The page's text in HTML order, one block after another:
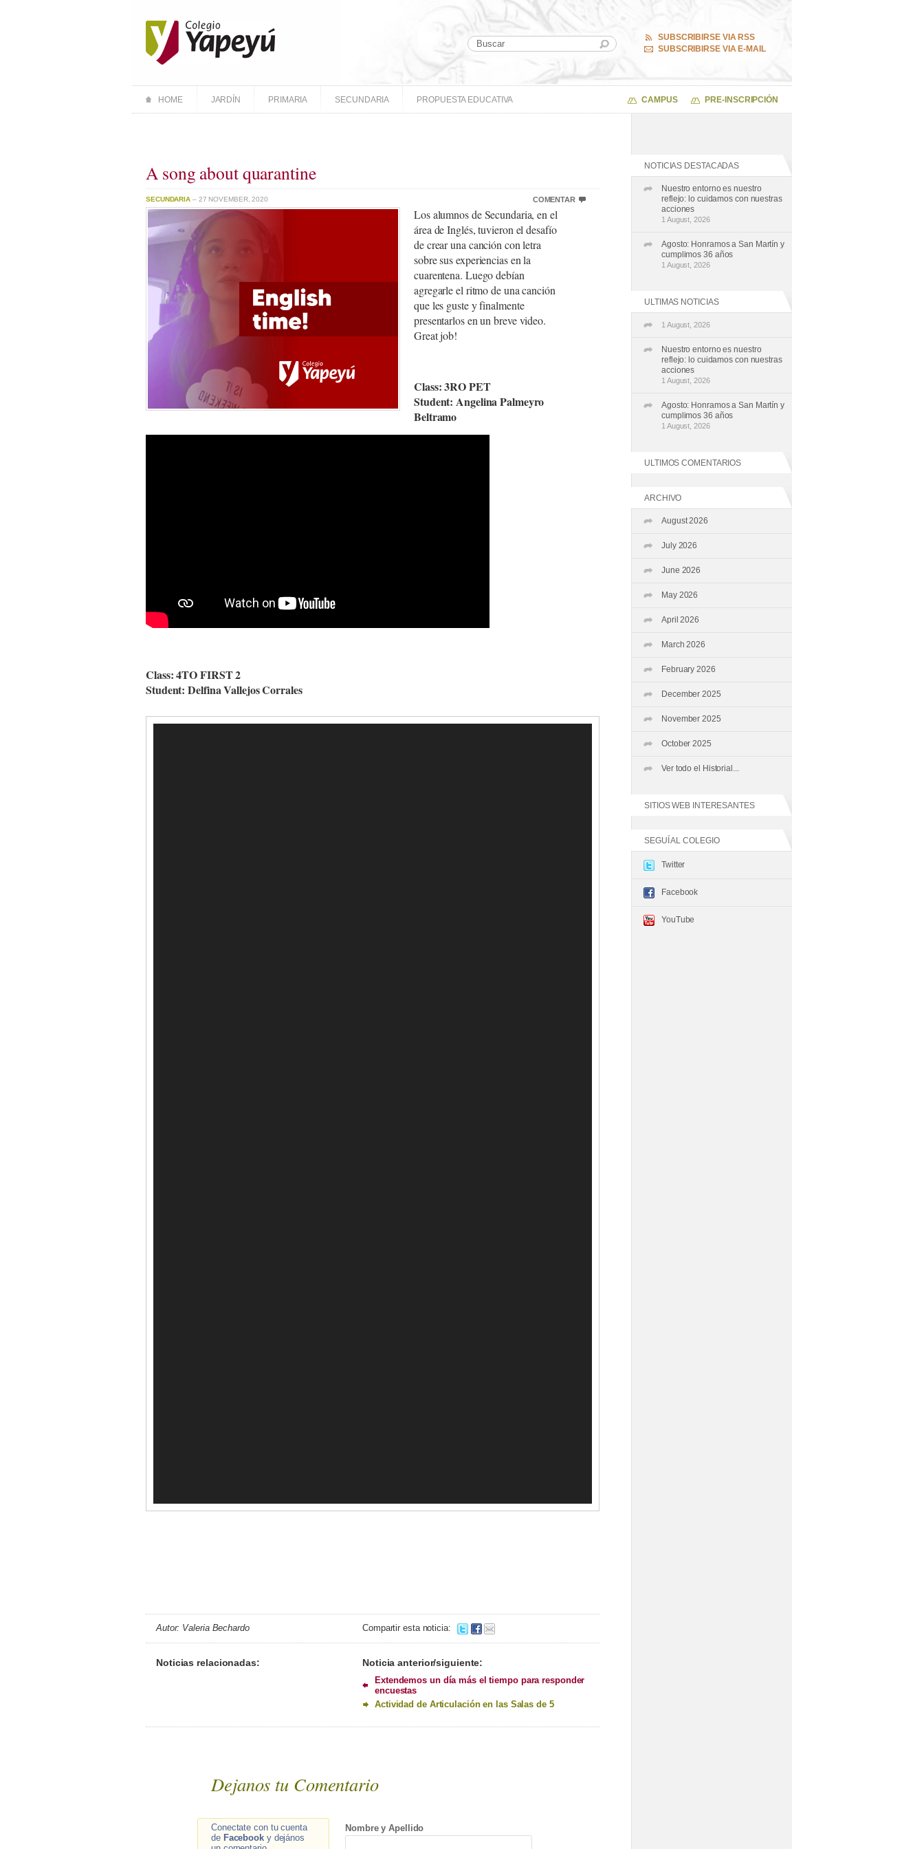
SUBSCRIBIRSE VIA RSS
SUBSCRIBIRSE VIA E-MAIL
HOME JARDÍN PRIMARIA SECUNDARIA PROPUESTA EDUCATIVA CAMPUS PRE-INSCRIPCIÓN
A song about quarantine
SECUNDARIA – 27 NOVEMBER, 2020 COMENTAR
Los alumnos de Secundaria, en el
área de Inglés, tuvieron el desafío
de crear una canción con letra
sobre sus experiencias en la
cuarentena. Luego debían
agregarle el ritmo de una canción
que les guste y finalmente
presentarlos en un breve video.
Great job!
Class: 3RO PET
Student: Angelina Palmeyro
Beltramo
Class: 4TO FIRST 2
Student: Delfina Vallejos Corrales
Autor: Valeria Bechardo Compartir esta noticia:
Noticias relacionadas: Noticia anterior/siguiente:
Extendemos un día más el tiempo para responder
encuestas
Actividad de Articulación en las Salas de 5
Dejanos tu Comentario
Conectate con tu cuenta
de Facebooky dejános
Nombre y Apellido
NOTICIAS DESTACADAS
Nuestro entorno es nuestro
reflejo: lo cuidamos con nuestras
acciones
1 August, 2026
Agosto: Honramos a San Martín y
cumplimos 36 años
1 August, 2026
ULTIMAS NOTICIAS
1 August, 2026
Nuestro entorno es nuestro
reflejo: lo cuidamos con nuestras
acciones
1 August, 2026
Agosto: Honramos a San Martín y
cumplimos 36 años
1 August, 2026
ULTIMOS COMENTARIOS
ARCHIVO
August 2026
July 2026
June 2026
May 2026
April 2026
March 2026
February 2026
December 2025
November 2025
October 2025
Ver todo el Historial...
SITIOS WEB INTERESANTES
SEGUÍ AL COLEGIO
Twitter
Facebook
YouTube